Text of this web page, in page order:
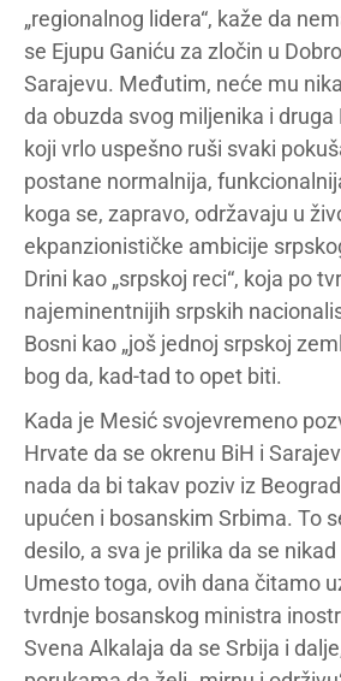
„regionalnog lidera“, kaže da
se Ejupu Ganiću za zločin u
Sarajevu. Međutim, neće mu
da obuzda svog miljenika i druga
koji vrlo uspešno ruši svaki
postane normalnija,
koga se, zapravo, održavaju u
ekpanzionističke ambicije
Drini kao „srpskoj reci“, koja po
najeminentnijih srpskih
Bosni kao „još jednoj srpskoj
bog da, kad-tad to opet biti.
Kada je Mesić svojevremeno
Hrvate da se okrenu BiH i
nada da bi takav poziv iz
upućen i bosanskim Srbima. To
desilo, a sva je prilika da se
Umesto toga, ovih dana čitamo
tvrdnje bosanskog ministra
Svena Alkalaja da se Srbija i